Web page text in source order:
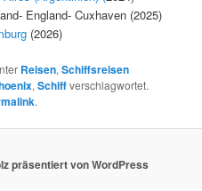
England- Cuxhaven (2025)
(2026)
Reisen,Schiffsreisen
,Schiffverschlagwortet.
.
präsentiert von WordPress